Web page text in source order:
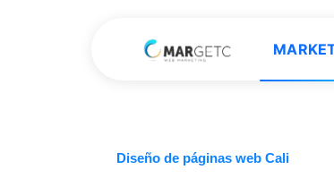
Diseño de páginas web Cali